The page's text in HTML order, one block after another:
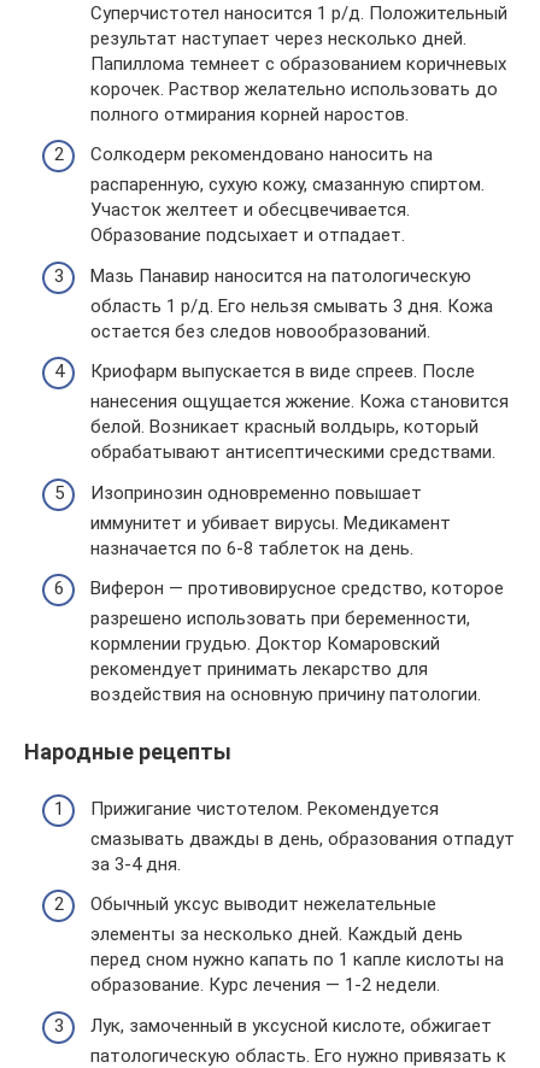
Суперчистотел наносится 1 р/д. Положительный
результат наступает через несколько дней.
Папиллома темнеет с образованием коричневых
корочек. Раствор желательно использовать до
полного отмирания корней наростов.
Солкодерм рекомендовано наносить на
распаренную, сухую кожу, смазанную спиртом.
Участок желтеет и обесцвечивается.
Образование подсыхает и отпадает.
Мазь Панавир наносится на патологическую
область 1 р/д. Его нельзя смывать 3 дня. Кожа
остается без следов новообразований.
Криофарм выпускается в виде спреев. После
нанесения ощущается жжение. Кожа становится
белой. Возникает красный волдырь, который
обрабатывают антисептическими средствами.
Изопринозин одновременно повышает
иммунитет и убивает вирусы. Медикамент
назначается по 6-8 таблеток на день.
Виферон — противовирусное средство, которое
разрешено использовать при беременности,
кормлении грудью. Доктор Комаровский
рекомендует принимать лекарство для
воздействия на основную причину патологии.
Народные рецепты
Прижигание чистотелом. Рекомендуется
смазывать дважды в день, образования отпадут
за 3-4 дня.
Обычный уксус выводит нежелательные
элементы за несколько дней. Каждый день
перед сном нужно капать по 1 капле кислоты на
образование. Курс лечения — 1-2 недели.
Лук, замоченный в уксусной кислоте, обжигает
патологическую область. Его нужно привязать к